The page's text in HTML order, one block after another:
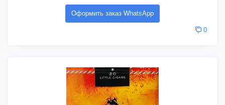
Оформить заказ WhatsApp
0